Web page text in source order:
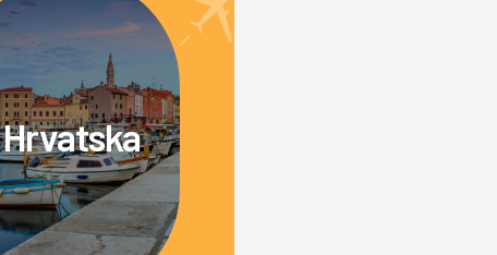
Hrvatska